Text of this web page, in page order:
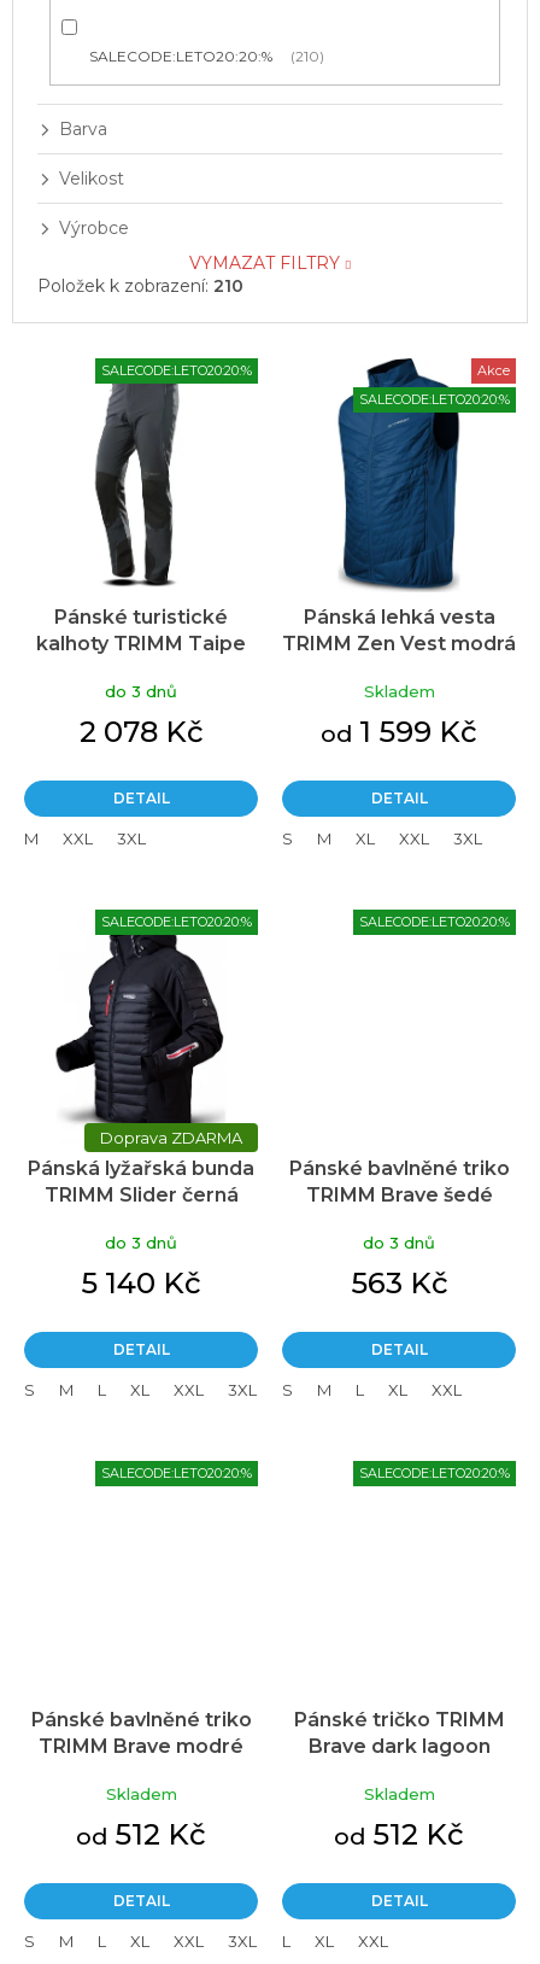
SALECODE:LETO20:20:% 210
Barva
Velikost
Výrobce
VYMAZAT FILTRY
Položek k zobrazení: 210
SALECODE:LETO20:20:%
Pánské turistické
kalhoty TRIMM Taipe
Průměrné
produktu
je
5,0
5
hvězdiček.
do 3 dnů
2 078 Kč
DETAIL
M XXL 3XL
Akce
SALECODE:LETO20:20:%
Pánská lehká vesta
TRIMM Zen Vest modrá
Skladem
od 1 599 Kč
DETAIL
S M XL XXL 3XL
SALECODE:LETO20:20:%
ZDARMA
Pánská lyžařská bunda
TRIMM Slider černá
do 3 dnů
5 140 Kč
DETAIL
S M L XL XXL 3XL
SALECODE:LETO20:20:%
Pánské bavlněné triko
TRIMM Brave šedé
do 3 dnů
563 Kč
DETAIL
S M L XL XXL
SALECODE:LETO20:20:%
Pánské bavlněné triko
TRIMM Brave modré
Skladem
od 512 Kč
DETAIL
S M L XL XXL 3XL
SALECODE:LETO20:20:%
Pánské tričko TRIMM
Brave dark lagoon
Skladem
od 512 Kč
DETAIL
L XL XXL